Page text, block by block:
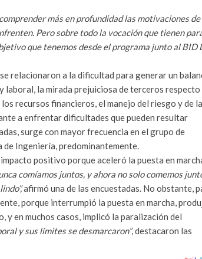
más en profundidad las motivaciones de
Pero sobre todo la vocación que tienen
que tenemos desde el programa junto al BID
relacionaron a la dificultad para generar un
laboral, la mirada prejuiciosa de terceros respecto
recursos financieros, el manejo del riesgo y de la
a enfrentar dificultades que pueden resultar
surge con mayor frecuencia en el grupo de
Ingeniería, predominantemente.
positivo porque aceleró la puesta en
comíamos juntos, y ahora no solo comemos
afirmó una de las encuestadas. No obstante,
porque interrumpió la puesta en marcha,
y en muchos casos, implicó la paralización del
y sus límites se desmarcaron”, destacaron las